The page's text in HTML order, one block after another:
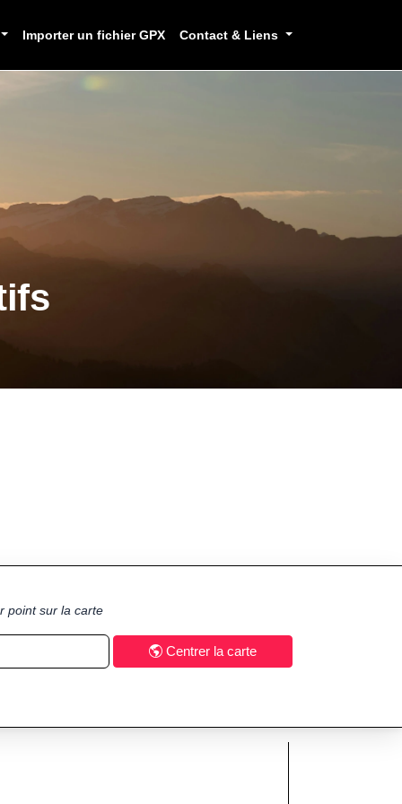
Importer un fichier GPX Contact & Liens
point sur la carte
Centrer la carte